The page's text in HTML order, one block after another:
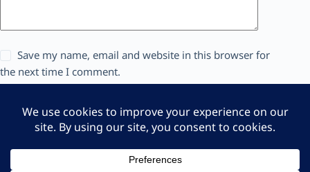
Save my name, email and website in this browser for
the next time I comment.
แสดงความเห็น